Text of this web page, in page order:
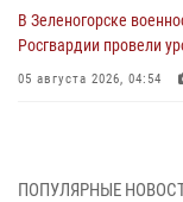
В Зеленогорске
Росгвардии провели
05 августа 2026, 04:54
05 августа 2026, 04:52
ПОПУЛЯРНЫЕ